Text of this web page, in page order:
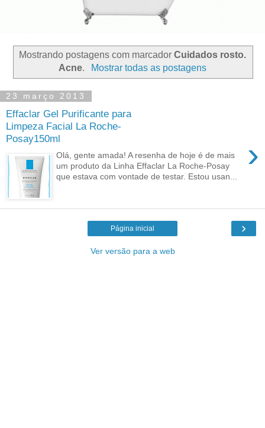
Mostrando postagens com marcador Cuidados rosto.
Acne. Mostrar todas as postagens
23 março 2013
Effaclar Gel Purificante para
Limpeza Facial La Roche-
Posay150ml
›
Olá, gente amada! A resenha de hoje é de mais
um produto da Linha Effaclar La Roche-Posay
que estava com vontade de testar. Estou usan...
›
Página inicial
Ver versão para a web